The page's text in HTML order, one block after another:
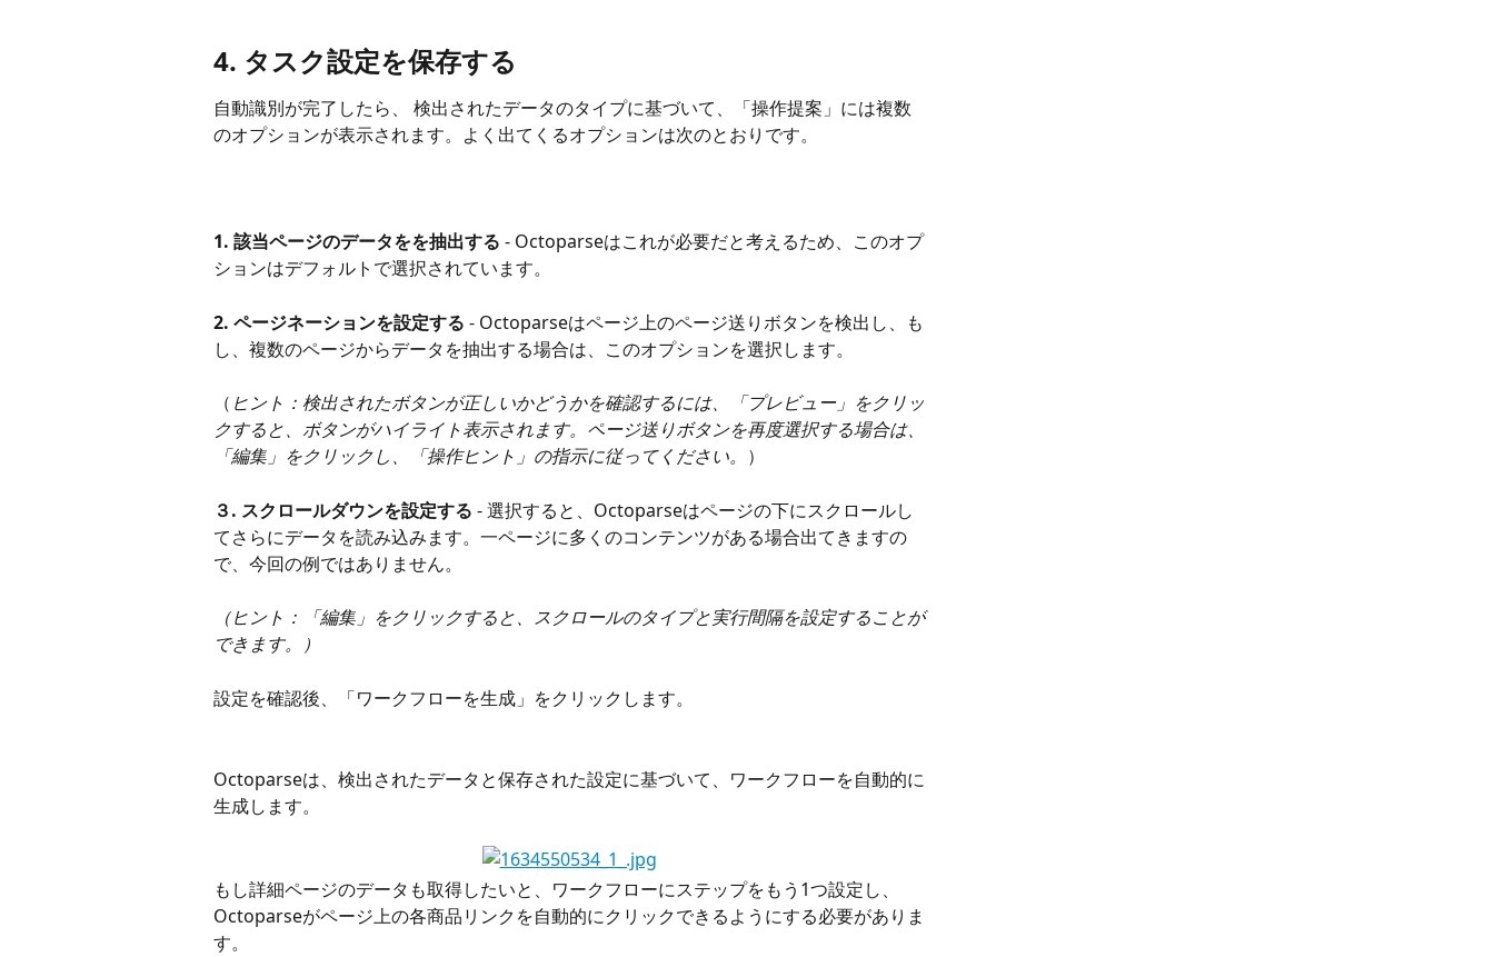
4. タスク設定を保存する
自動識別が完了したら、 検出されたデータのタイプに基づいて、「操作提案」には複数
のオプションが表示されます。よく出てくるオプションは次のとおりです。
1. 該当ページのデータをを抽出する - Octoparseはこれが必要だと考えるため、このオプ
ションはデフォルトで選択されています。
2. ページネーションを設定する - Octoparseはページ上のページ送りボタンを検出し、も
し、複数のページからデータを抽出する場合は、このオプションを選択します。
（ ヒント：検出されたボタンが正しいかどうかを確認するには、「プレビュー」をクリッ
クすると、ボタンがハイライト表示されます。ページ送りボタンを再度選択する場合は、
「編集」をクリックし、「操作ヒント」の指示に従ってください。 ）
３. スクロールダウンを設定する - 選択すると、Octoparseはページの下にスクロールし
てさらにデータを読み込みます。一ページに多くのコンテンツがある場合出てきますの
で、今回の例ではありません。
（ヒント：「編集」をクリックすると、スクロールのタイプと実行間隔を設定することが
できます。）
設定を確認後、「ワークフローを生成」をクリックします。
Octoparseは、検出されたデータと保存された設定に基づいて、ワークフローを自動的に
生成します。
もし詳細ページのデータも取得したいと、ワークフローにステップをもう1つ設定し、
Octoparseがページ上の各商品リンクを自動的にクリックできるようにする必要がありま
す。